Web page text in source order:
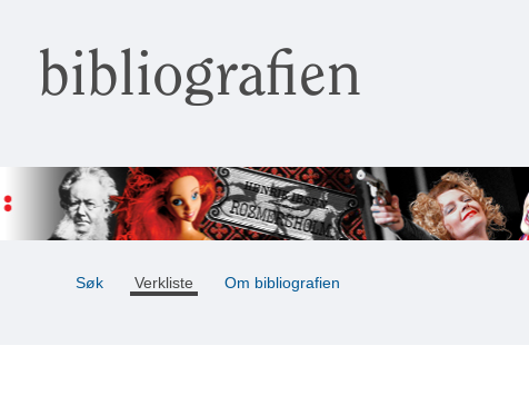
bibliografien
Søk Verkliste Om bibliografien